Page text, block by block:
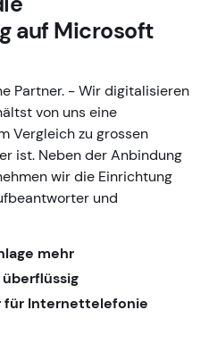
auf Microsoft
Partner. - Wir digitalisieren
von uns eine
Vergleich zu grossen
ist. Neben der Anbindung
wir die Einrichtung
und
mehr
für Internettelefonie